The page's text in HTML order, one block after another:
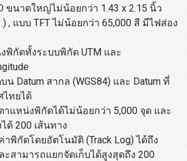
ขนาดใหญ่ไม่น้อยกว่า 1.43 x 2.15 นิ้ว
, แบบ TFT ไม่น้อยกว่า 65,000 สี มีไฟส่อง
พิกัดทั้งระบบพิกัด UTM และ
Datum สากล (WGS84) และ Datum ที่
ไทยได้
แหน่งพิกัดได้ไม่น้อยกว่า 5,000 จุด และ
ด้ 200 เส้นทาง
พิกัดโดยอัตโนมัติ (Track Log) ได้ถึง
ะสามารถแยกจัดเก็บได้สูงสุดถึง 200